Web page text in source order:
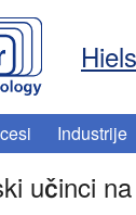
Industrije
učinci